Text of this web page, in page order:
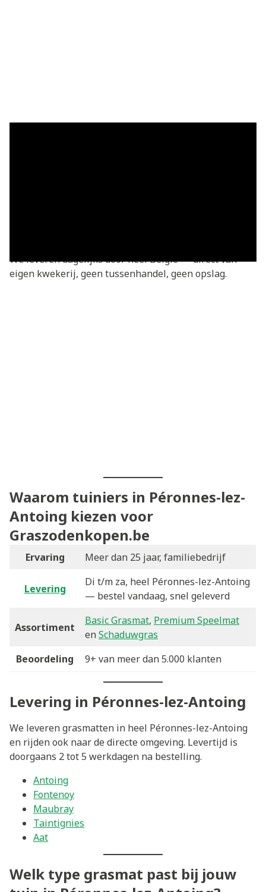
We leveren dagelijks door heel België — direct van
eigen kwekerij, geen tussenhandel, geen opslag.
Waarom tuiniers in Péronnes-lez-
Antoing kiezen voor
Graszodenkopen.be
Ervaring Meer dan 25 jaar, familiebedrijf
Levering
Di t/m za, heel Péronnes-lez-Antoing
— bestel vandaag, snel geleverd
Assortiment
Basic Grasmat, Premium Speelmat
en Schaduwgras
Beoordeling
9+ van meer dan 5.000 klanten
Levering in Péronnes-lez-Antoing
We leveren grasmatten in heel Péronnes-lez-Antoing
en rijden ook naar de directe omgeving. Levertijd is
doorgaans 2 tot 5 werkdagen na bestelling.
Antoing
Fontenoy
Maubray
Taintignies
Aat
Welk type grasmat past bij jouw